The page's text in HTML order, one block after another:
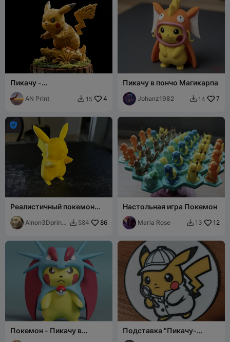
Пикачу -
Высокодетализированная
статуэтка
AN Print  15 4
Пикачу в пончо Магикарпа
Johanz1982  14 7

Реалистичный покемон
Пикачу
Ainon3Dprint
 584 86
Настольная игра Покемон
Maria Rose  13 12
Покемон - Пикачу в
костюме Саламенса
Подставка "Пикачу-
детектив"